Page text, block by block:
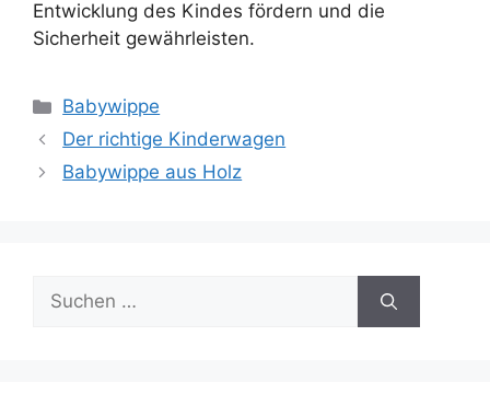
Entwicklung des Kindes fördern und die
Sicherheit gewährleisten.
Kategorien
Babywippe
Der richtige Kinderwagen
Babywippe aus Holz
Suchen
nach: